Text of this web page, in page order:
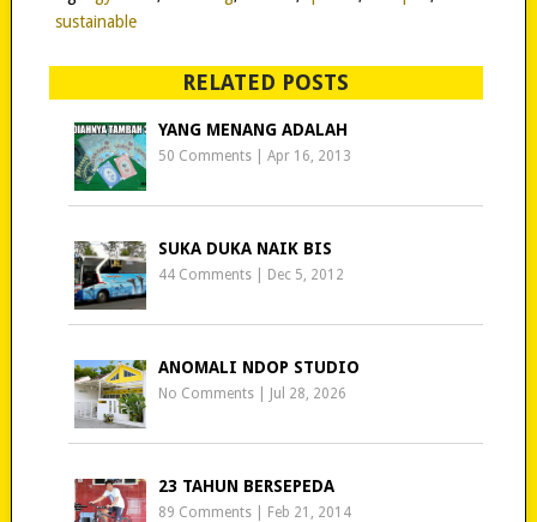
sustainable
RELATED POSTS
YANG MENANG ADALAH
50 Comments |Apr 16, 2013
SUKA DUKA NAIK BIS
44 Comments Dec 5, 2012
ANOMALI NDOP STUDIO
No Comments Jul 28, 2026
23 TAHUN BERSEPEDA
89 Comments Feb 21, 2014